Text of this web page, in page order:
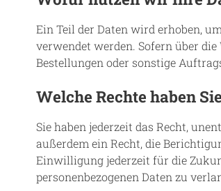
Ein Teil der Daten wird erhoben,
verwendet werden. Sofern über
Bestellungen oder sonstige
Welche Rechte haben
Sie haben jederzeit das Recht,
außerdem ein Recht, die
Einwilligung jederzeit für die
personenbezogenen Daten zu